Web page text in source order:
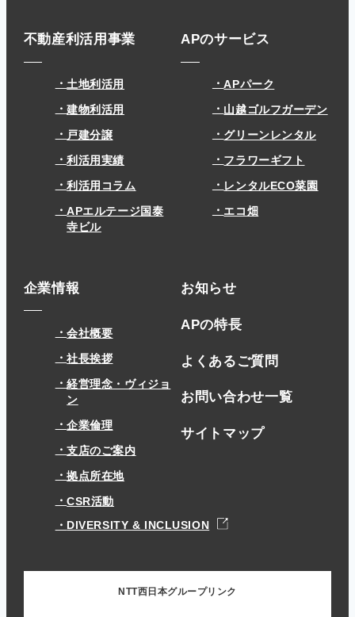
不動産利活用事業
土地利活用
建物利活用
戸建分譲
利活用実績
利活用コラム
APエルテージ国泰
寺ビル
APのサービス
APパーク
山越ゴルフガーデン
グリーンレンタル
フラワーギフト
レンタルECO菜園
エコ畑
企業情報
会社概要
社長挨拶
経営理念・ヴィジョ
ン
企業倫理
支店のご案内
拠点所在地
CSR活動
DIVERSITY & INCLUSION
お知らせ
APの特長
よくあるご質問
お問い合わせ一覧
サイトマップ
NTT西日本グループリンク